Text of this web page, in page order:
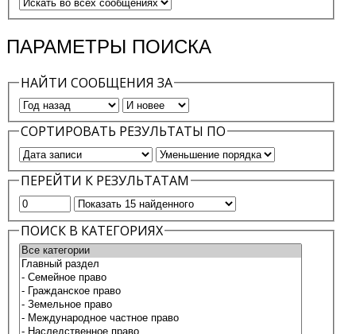
ПАРАМЕТРЫ ПОИСКА
НАЙТИ СООБЩЕНИЯ ЗА
СОРТИРОВАТЬ РЕЗУЛЬТАТЫ ПО
ПЕРЕЙТИ К РЕЗУЛЬТАТАМ
ПОИСК В КАТЕГОРИЯХ